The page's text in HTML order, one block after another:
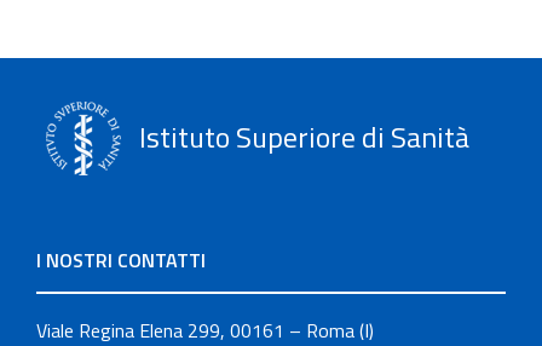
Istituto Superiore di Sanità
I NOSTRI CONTATTI
Viale Regina Elena 299, 00161 – Roma (I)